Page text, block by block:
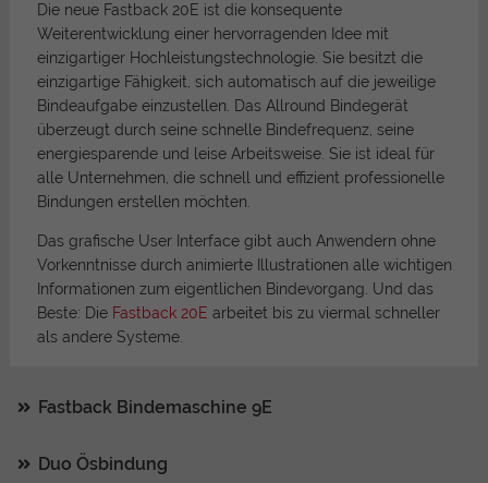
Die neue Fastback 20E ist die konsequente
Weiterentwicklung einer hervorragenden Idee mit
einzigartiger Hochleistungstechnologie. Sie besitzt die
einzigartige Fähigkeit, sich automatisch auf die jeweilige
Bindeaufgabe einzustellen. Das Allround Bindegerät
überzeugt durch seine schnelle Bindefrequenz, seine
energiesparende und leise Arbeitsweise. Sie ist ideal für
alle Unternehmen, die schnell und effizient professionelle
Bindungen erstellen möchten.
Das grafische User Interface gibt auch Anwendern ohne
Vorkenntnisse durch animierte Illustrationen alle wichtigen
Informationen zum eigentlichen Bindevorgang. Und das
Beste: Die Fastback 20E arbeitet bis zu viermal schneller
als andere Systeme.
Fastback Bindemaschine 9E
Duo Ösbindung